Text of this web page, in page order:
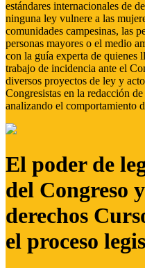
estándares internacionales de
ninguna ley vulnere a las
comunidades campesinas, las
personas mayores o el medio
con la guía experta de quienes
trabajo de incidencia ante el
diversos proyectos de ley y
Congresistas en la redacción
analizando el comportamiento
El poder de
del Congreso
derechos
el proceso